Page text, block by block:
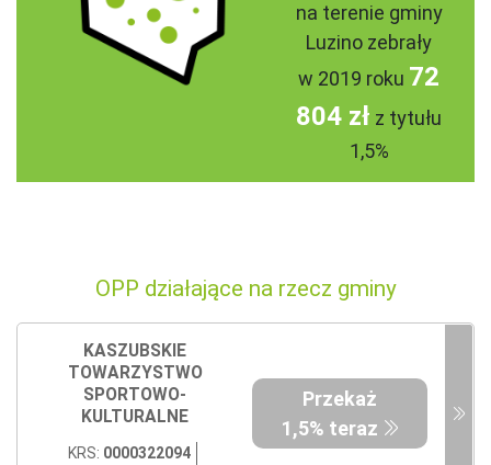
na terenie gminy
Luzino zebrały
w 2019 roku 72
804 zł z tytułu
1,5%
OPP działające na rzecz gminy
KASZUBSKIE
TOWARZYSTWO
SPORTOWO-
KULTURALNE
KRS: 0000322094
Przekaż
1,5% teraz